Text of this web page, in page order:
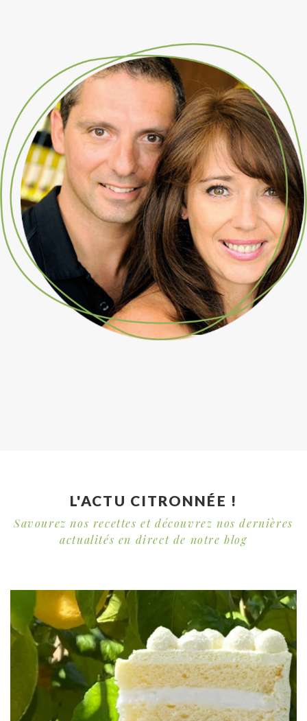
L'ACTU CITRONNÉE !
Savourez nos recettes et découvrez nos dernières
actualités en direct de notre blog